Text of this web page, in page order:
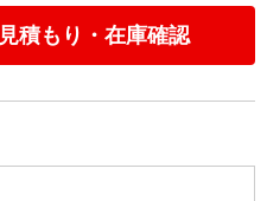
見積もり・在庫確認